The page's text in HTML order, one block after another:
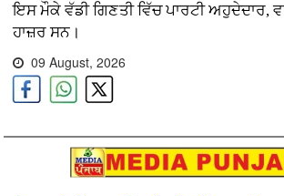
ਇਸ ਮੌਕੇ ਵੱਡੀ ਗਿਣਤੀ ਵਿੱਚ ਪਾਰਟੀ
ਹਾਜ਼ਰ ਸਨ।
09 August, 2026